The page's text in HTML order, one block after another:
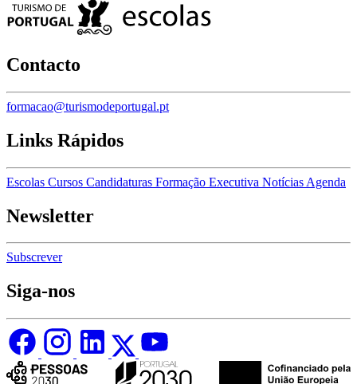
Contacto
formacao@turismodeportugal.pt
Links Rápidos
Escolas Cursos Candidaturas Formação Executiva Notícias Agenda
Newsletter
Subscrever
Siga-nos